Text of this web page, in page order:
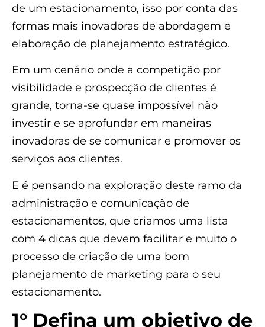
de um estacionamento, isso por conta das
formas mais inovadoras de abordagem e
elaboração de planejamento estratégico.
Em um cenário onde a competição por
visibilidade e prospecção de clientes é
grande, torna-se quase impossível não
investir e se aprofundar em maneiras
inovadoras de se comunicar e promover os
serviços aos clientes.
E é pensando na exploração deste ramo da
administração e comunicação de
estacionamentos, que criamos uma lista
com 4 dicas que devem facilitar e muito o
processo de criação de uma bom
planejamento de marketing para o seu
estacionamento.
1° Defina um objetivo de